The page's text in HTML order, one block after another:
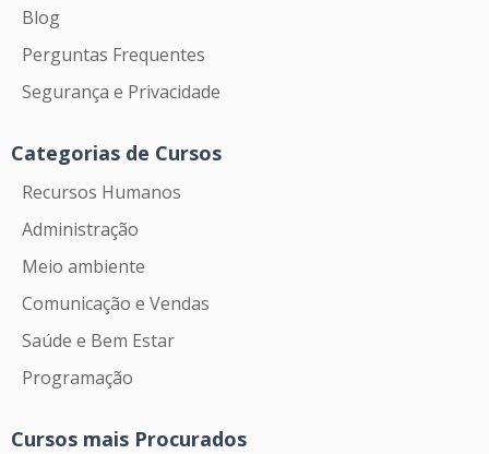
Blog
Perguntas Frequentes
Segurança e Privacidade
Categorias de Cursos
Recursos Humanos
Administração
Meio ambiente
Comunicação e Vendas
Saúde e Bem Estar
Programação
Cursos mais Procurados